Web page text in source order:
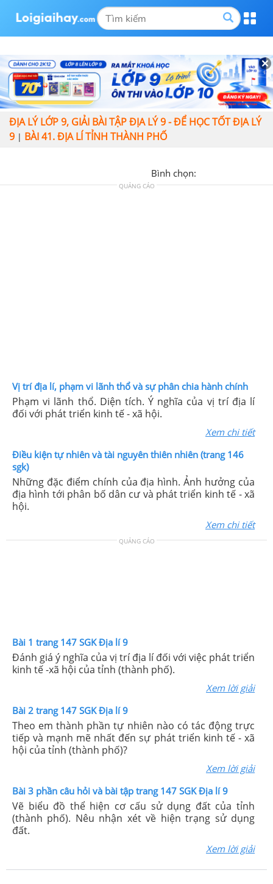
ĐỊA LÝ LỚP 9, GIẢI BÀI TẬP ĐỊA LÝ 9 - ĐỂ HỌC TỐT ĐỊA LÝ
9 | BÀI 41. ĐỊA LÍ TỈNH THÀNH PHỐ
Bình chọn:
QUẢNG CÁO
Vị trí địa lí, phạm vi lãnh thổ và sự phân chia hành chính
Phạm vi lãnh thổ. Diện tích. Ý nghĩa của vị trí địa lí
đối với phát triển kinh tế - xã hội.
Xem chi tiết
Điều kiện tự nhiên và tài nguyên thiên nhiên (trang 146
sgk)
Những đặc điểm chính của địa hình. Ảnh hưởng của
địa hình tới phân bố dân cư và phát triển kinh tế - xã
hội.
Xem chi tiết
QUẢNG CÁO
Bài 1 trang 147 SGK Địa lí 9
Đánh giá ý nghĩa của vị trí địa lí đối với việc phát triển
kinh tế -xã hội của tỉnh (thành phố).
Xem lời giải
Bài 2 trang 147 SGK Địa lí 9
Theo em thành phần tự nhiên nào có tác động trực
tiếp và mạnh mẽ nhất đến sự phát triển kinh tế - xã
hội của tỉnh (thành phố)?
Xem lời giải
Bài 3 phần câu hỏi và bài tập trang 147 SGK Địa lí 9
Vẽ biểu đồ thể hiện cơ cấu sử dụng đất của tỉnh
(thành phố). Nêu nhận xét về hiện trạng sử dụng
đất.
Xem lời giải